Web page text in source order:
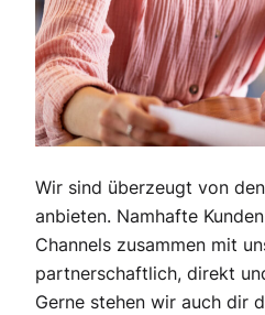
Wir sind überzeugt von
anbieten. Namhafte
Channels zusammen mit
partnerschaftlich, direkt
Gerne stehen wir auch dir